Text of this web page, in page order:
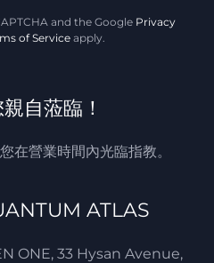
and the Google Privacy
of Serviceapply.
自蒞臨！
在營業時間內光臨指教。
ATLAS
ONE, 33 Hysan Avenue,